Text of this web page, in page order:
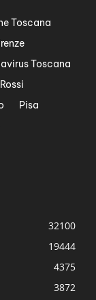
Toscana
Toscana
Pisa
32100
19444
4375
3872